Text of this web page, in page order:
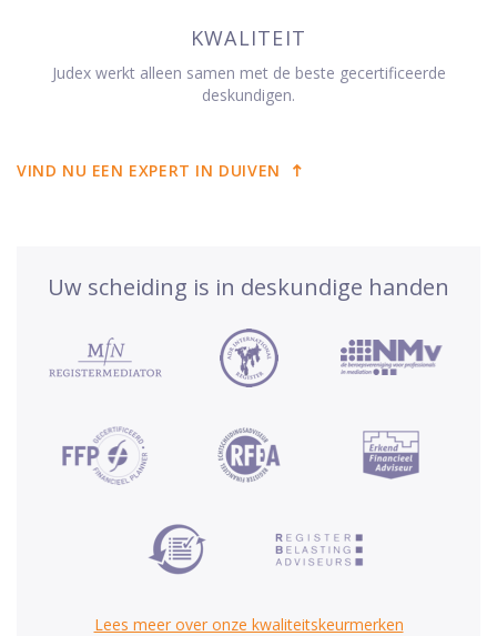
KWALITEIT
Judex werkt alleen samen met de beste gecertificeerde
deskundigen.
VIND NU EEN EXPERT IN DUIVEN
Uw scheiding is in deskundige handen
Lees meer over onze kwaliteitskeurmerken